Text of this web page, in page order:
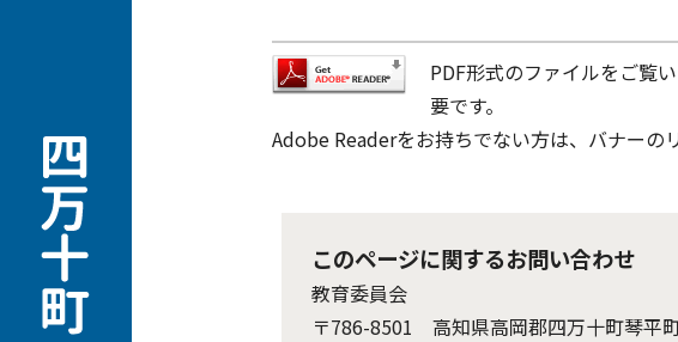
PDF形式のファイルをご覧
要です。
Adobe Readerをお持ちでない方は、バナーの
このページに関するお問い合わせ
教育委員会
〒786-8501 高知県高岡郡四万十町琴平